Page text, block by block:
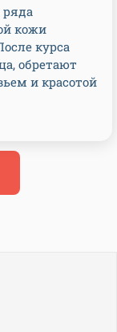
ряда
кожи
курса
обретают
и красотой